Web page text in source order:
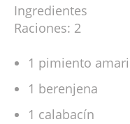
Ingredientes
Raciones: 2
1 pimiento
1 berenjena
1 calabacín